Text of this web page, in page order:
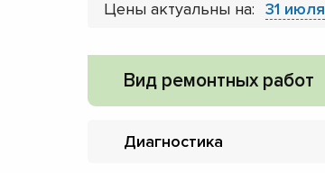
Цены актуальны на: 31 июля
Вид ремонтных работ
Диагностика